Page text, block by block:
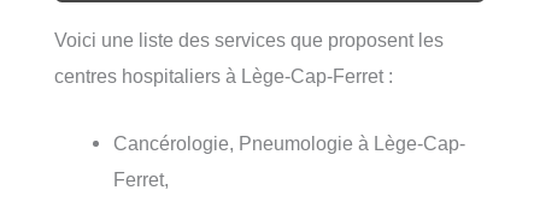
Voici une liste des services que proposent les
centres hospitaliers à Lège-Cap-Ferret :
Cancérologie, Pneumologie à Lège-Cap-
Ferret,